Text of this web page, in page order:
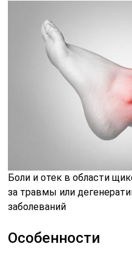
Боли и отек в области
за травмы или
заболеваний
Особенности